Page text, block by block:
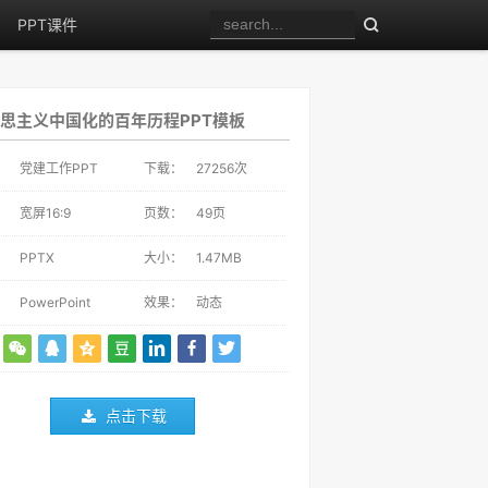
PPT课件
主义中国化的百年历程PPT模板
党建工作PPT 下载： 27256次
宽屏16:9 页数： 49页
PPTX 大小： 1.47MB
PowerPoint 效果： 动态
点击下载